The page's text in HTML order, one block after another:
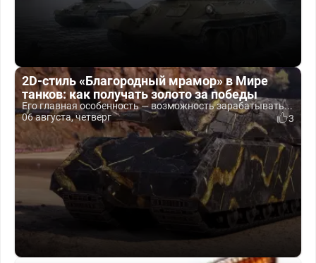
2D-стиль «Благородный мрамор» в Мире
танков: как получать золото за победы
Его главная особенность — возможность зарабатывать...
06 августа, четверг
3